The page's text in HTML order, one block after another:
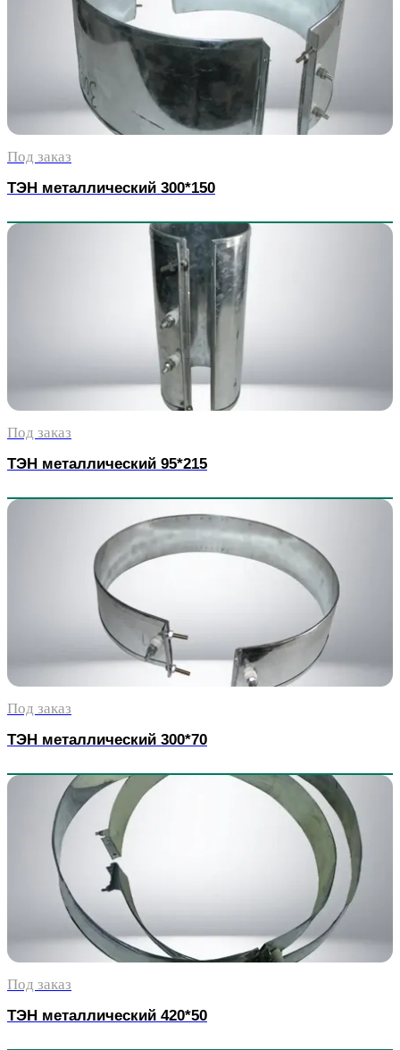
Под заказ
ТЭН металлический 300*150
Под заказ
ТЭН металлический 95*215
Под заказ
ТЭН металлический 300*70
Под заказ
ТЭН металлический 420*50